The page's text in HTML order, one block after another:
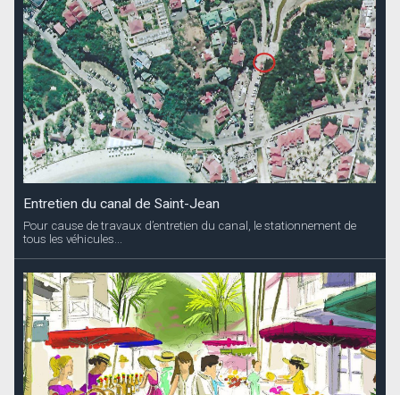
Entretien du canal de Saint-Jean
Pour cause de travaux d’entretien du canal, le stationnement de
tous les véhicules...